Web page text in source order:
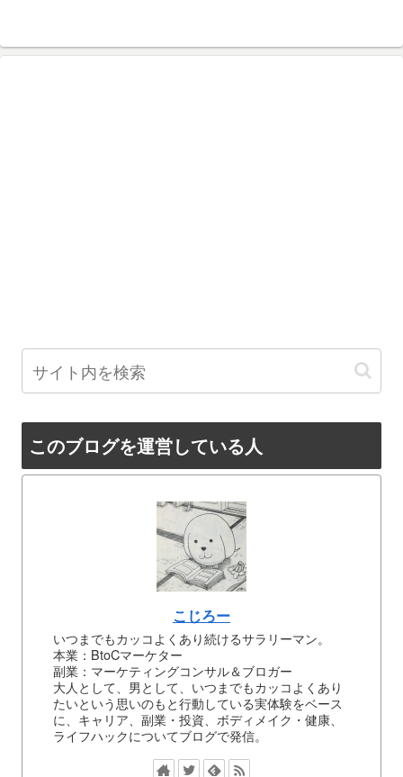
このブログを運営している人
こじろー
いつまでもカッコよくあり続けるサラリーマン。
本業：BtoCマーケター
副業：マーケティングコンサル＆ブロガー
大人として、男として、いつまでもカッコよくあり
たいという思いのもと行動している実体験をベース
に、キャリア、副業・投資、ボディメイク・健康、
ライフハックについてブログで発信。